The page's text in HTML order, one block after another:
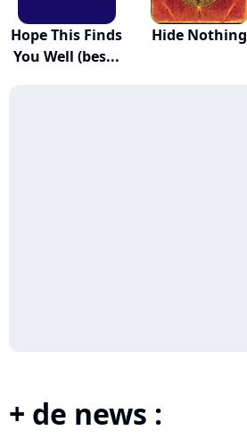
Hope This Finds
You Well (bes...
Hide Nothing
+ de news :